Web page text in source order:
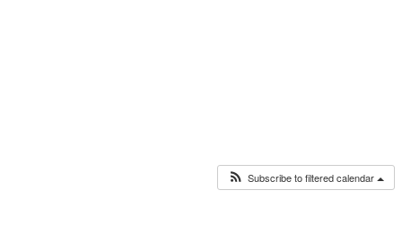
Subscribe to filtered calendar